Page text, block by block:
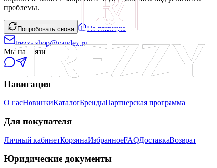
проблемы.
Попробовать снова
На главную
trezzy.shop@yandex.ru
Мы на связи
Навигация
О насНовинкиКаталогБрендыПартнерская программа
Для покупателя
Личный кабинетКорзинаИзбранноеFAQДоставкаВозврат
Юридические документы